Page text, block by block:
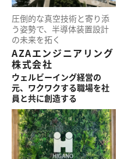
圧倒的な真空技術と寄り添
う姿勢で、 半導体装置設計
の未来を拓く
AZAエンジニアリング
株式会社
ウェルビーイング経営の
元、 ワクワクする職場を社
員と共に創造する